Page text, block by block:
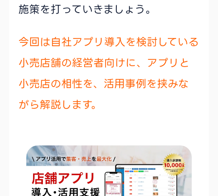
施策を打っていきましょう。
今回は自社アプリ導入を検討している
小売店舗の経営者向けに、アプリと
小売店の相性を、活用事例を挟みな
がら解説します。